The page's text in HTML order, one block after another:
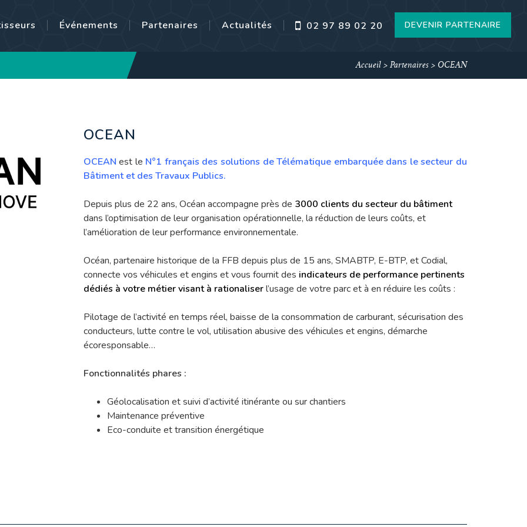
Événements Partenaires Actualités 02 97 89 02 20 DEVENIR PARTENAIRE
Accueil > Partenaires > OCEAN
OCEAN
OCEAN est le N°1 français des solutions de Télématique embarquée dans le secteur du
Bâtiment et des Travaux Publics.
Depuis plus de 22 ans, Océan accompagne près de 3000 clients du secteur du bâtiment
dans l’optimisation de leur organisation opérationnelle, la réduction de leurs coûts, et
l’amélioration de leur performance environnementale.
Océan, partenaire historique de la FFB depuis plus de 15 ans, SMABTP, E-BTP, et Codial,
connecte vos véhicules et engins et vous fournit des indicateurs de performance pertinents
dédiés à votre métier visant à rationaliser l’usage de votre parc et à en réduire les coûts :
Pilotage de l’activité en temps réel, baisse de la consommation de carburant, sécurisation des
conducteurs, lutte contre le vol, utilisation abusive des véhicules et engins, démarche
écoresponsable…
Fonctionnalités phares :
Géolocalisation et suivi d’activité itinérante ou sur chantiers
Maintenance préventive
Eco-conduite et transition énergétique